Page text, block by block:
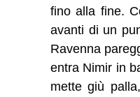
fino alla fine.
avanti di un
Ravenna
entra Nimir in
mette giù